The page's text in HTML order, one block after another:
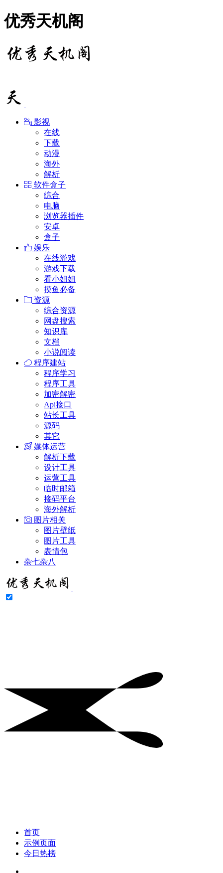
优秀天机阁
影视
在线
下载
动漫
海外
解析
软件盒子
综合
电脑
浏览器插件
安卓
盒子
娱乐
在线游戏
游戏下载
看小姐姐
摸鱼必备
资源
综合资源
网盘搜索
知识库
文档
小说阅读
程序建站
程序学习
程序工具
加密解密
Api接口
站长工具
源码
其它
媒体运营
解析下载
设计工具
运营工具
临时邮箱
接码平台
海外解析
图片相关
图片壁纸
图片工具
表情包
杂七杂八
首页
示例页面
今日热榜